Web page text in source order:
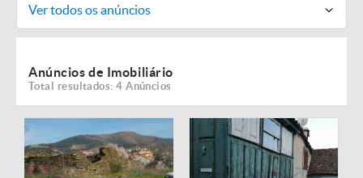
Ver todos os anúncios
Anúncios de Imobiliário
Total resultados: 4 Anúncios